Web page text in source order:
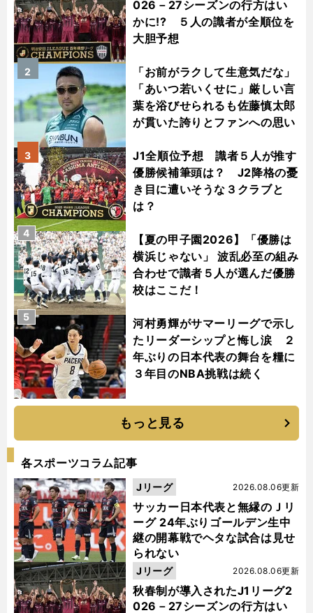
026－27シーズンの行方はい
かに!? ５人の識者が全順位を
大胆予想
「お前がラクして生意気だな」
「あいつ若いくせに」厳しい言
葉を浴びせられるも佐藤慎太郎
が貫いた誇りとファンへの思い
2
J1全順位予想 識者５人が推す
優勝候補筆頭は？ J2降格の憂
き目に遭いそうな３クラブと
は？
3
【夏の甲子園2026】「優勝は
横浜じゃない」 波乱必至の組み
合わせで識者５人が選んだ優勝
校はここだ！
4
河村勇輝がサマーリーグで示し
たリーダーシップと悔し涙 ２
年ぶりの日本代表の舞台を糧に
３年目のNBA挑戦は続く
5
もっと見る
各スポーツコラム記事
サッカー日本代表と無縁のＪリ
ーグ 24年ぶりゴールデン生中
継の開幕戦でヘタな試合は見せ
られない
2026.08.06更新
Jリーグ
秋春制が導入されたJ1リーグ2
026－27シーズンの行方はい
2026.08.06更新
Jリーグ